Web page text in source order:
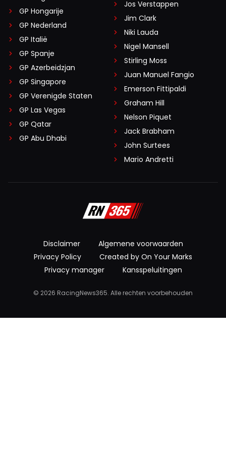
GP Hongarije
GP Nederland
GP Italië
GP Spanje
GP Azerbeidzjan
GP Singapore
GP Verenigde Staten
GP Las Vegas
GP Qatar
GP Abu Dhabi
Jos Verstappen
Jim Clark
Niki Lauda
Nigel Mansell
Stirling Moss
Juan Manuel Fangio
Emerson Fittipaldi
Graham Hill
Nelson Piquet
Jack Brabham
John Surtees
Mario Andretti
Disclaimer
Algemene voorwaarden
Privacy Policy
Created by On Your Marks
Privacy manager
Kansspeluitingen
© 2026 RacingNews365. Alle rechten voorbehouden